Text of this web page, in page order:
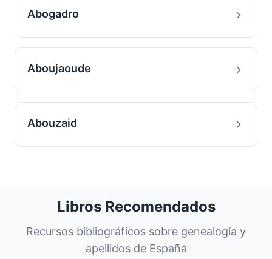
Abogadro
Aboujaoude
Abouzaid
Libros Recomendados
Recursos bibliográficos sobre genealogía y
apellidos de España